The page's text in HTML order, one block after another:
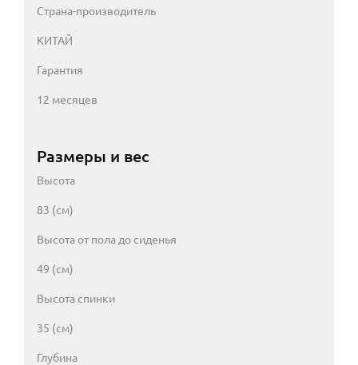
Страна-производитель
КИТАЙ
Гарантия
12 месяцев
Размеры и вес
Высота
83 (см)
Высота от пола до сиденья
49 (см)
Высота спинки
35 (см)
Глубина